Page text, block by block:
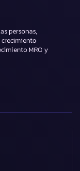
un
giro
que
personas,
MRO y